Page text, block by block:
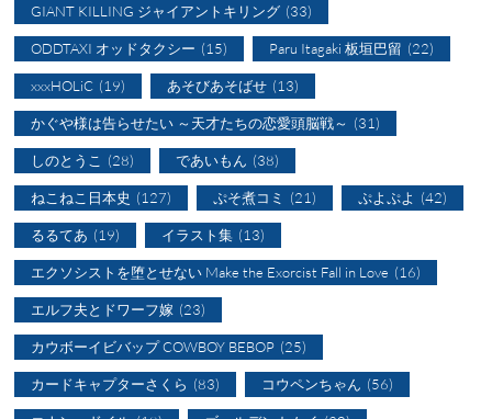
GIANT KILLING ジャイアントキリング (33)
ODDTAXI オッドタクシー (15) Paru Itagaki 板垣巴留 (22)
xxxHOLiC (19) あそびあそばせ (13)
かぐや様は告らせたい ～天才たちの恋愛頭脳戦～ (31)
しのとうこ (28) であいもん (38)
ねこねこ日本史 (127) ぷそ煮コミ (21) ぷよぷよ (42)
るるてあ (19) イラスト集 (13)
エクソシストを堕とせない Make the Exorcist Fall in Love (16)
エルフ夫とドワーフ嫁 (23)
カウボーイビバップ COWBOY BEBOP (25)
カードキャプターさくら (83) コウペンちゃん (56)